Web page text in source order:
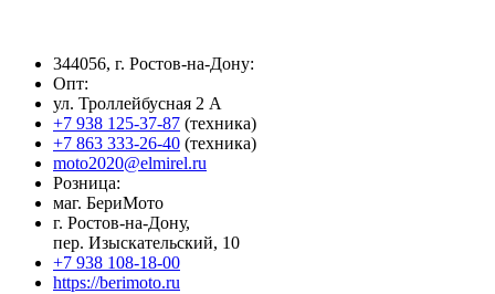
344056, г. Ростов-на-Дону:
Опт:
ул. Троллейбусная 2 А
+7 938 125-37-87 (техника)
+7 863 333-26-40 (техника)
moto2020@elmirel.ru
Розница:
маг. БериМото
г. Ростов-на-Дону,
пер. Изыскательский, 10
+7 938 108-18-00
https://berimoto.ru